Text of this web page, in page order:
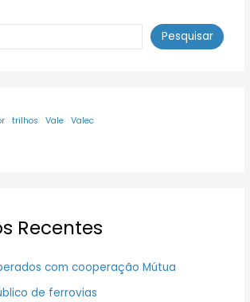
Pesquisar
trilhos Vale Valec
Recentes
com cooperação Mútua
de ferrovias